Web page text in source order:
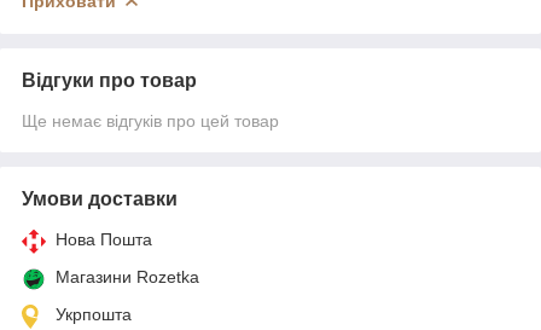
Відгуки про товар
Ще немає відгуків про цей товар
Умови доставки
Нова Пошта
Магазини Rozetka
Укрпошта